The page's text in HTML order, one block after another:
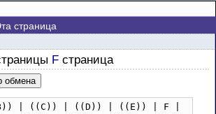
страница
F страница
обмена
| ((C)) | ((D)) | ((E)) | F |